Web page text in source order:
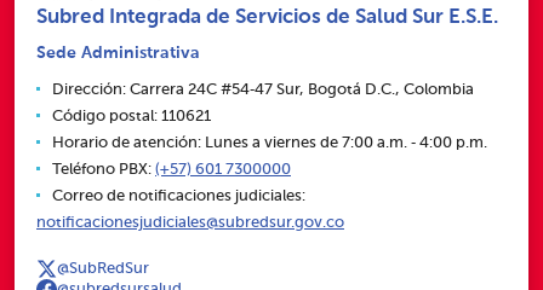
Subred Integrada de Servicios de Salud Sur E.S.E.
Sede Administrativa
Dirección: Carrera 24C #54‑47 Sur, Bogotá D.C., Colombia
Código postal: 110621
Horario de atención: Lunes a viernes de 7:00 a.m. ‑ 4:00 p.m.
Teléfono PBX: (+57) 601 7300000
Correo de notificaciones judiciales:
notificacionesjudiciales@subredsur.gov.co
@SubRedSur